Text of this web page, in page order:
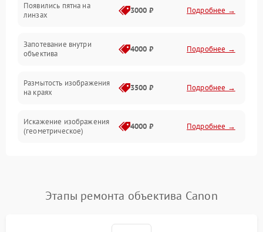
Появились пятна на
линзах
3000 ₽ Подробнее →
Запотевание внутри
объектива
4000 ₽ Подробнее →
Размытость изображения
на краях
3500 ₽ Подробнее →
Искажение изображения
(геометрическое)
4000 ₽ Подробнее →
Проблемы с резкостью
Этапы ремонта объектива Canon